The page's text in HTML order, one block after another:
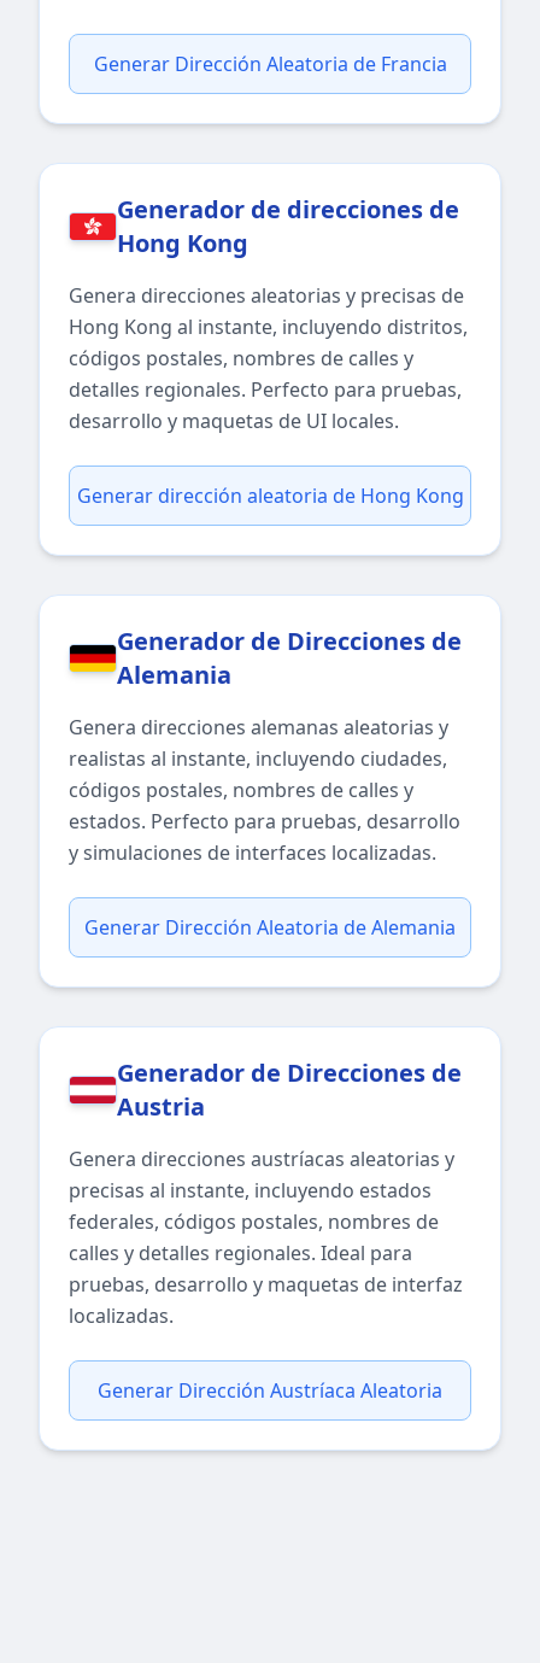
Generar Dirección Aleatoria de Francia
Generador de direcciones de
Hong Kong
Genera direcciones aleatorias y precisas de
Hong Kong al instante, incluyendo distritos,
códigos postales, nombres de calles y
detalles regionales. Perfecto para pruebas,
desarrollo y maquetas de UI locales.
Generar dirección aleatoria de Hong Kong
Generador de Direcciones de
Alemania
Genera direcciones alemanas aleatorias y
realistas al instante, incluyendo ciudades,
códigos postales, nombres de calles y
estados. Perfecto para pruebas, desarrollo
y simulaciones de interfaces localizadas.
Generar Dirección Aleatoria de Alemania
Generador de Direcciones de
Austria
Genera direcciones austríacas aleatorias y
precisas al instante, incluyendo estados
federales, códigos postales, nombres de
calles y detalles regionales. Ideal para
pruebas, desarrollo y maquetas de interfaz
localizadas.
Generar Dirección Austríaca Aleatoria